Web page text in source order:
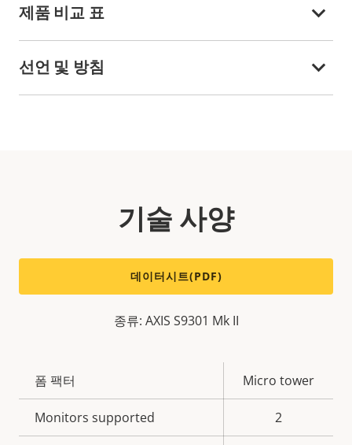
제품 비교 표
선언 및 방침
기술 사양
데이터시트(PDF)
종류: AXIS S9301 Mk II
속
성
설
성
값
폼 팩터 Micro tower
Monitors supported 2